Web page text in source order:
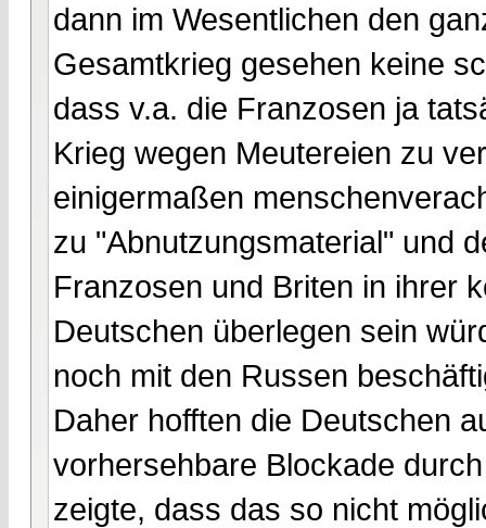
dann im Wesentlichen den
Gesamtkrieg gesehen keine
dass v.a. die Franzosen ja
Krieg wegen Meutereien zu
einigermaßen
zu "Abnutzungsmaterial" und
Franzosen und Briten in ihrer
Deutschen überlegen sein
noch mit den Russen
Daher hofften die Deutschen
vorhersehbare Blockade
zeigte, dass das so nicht